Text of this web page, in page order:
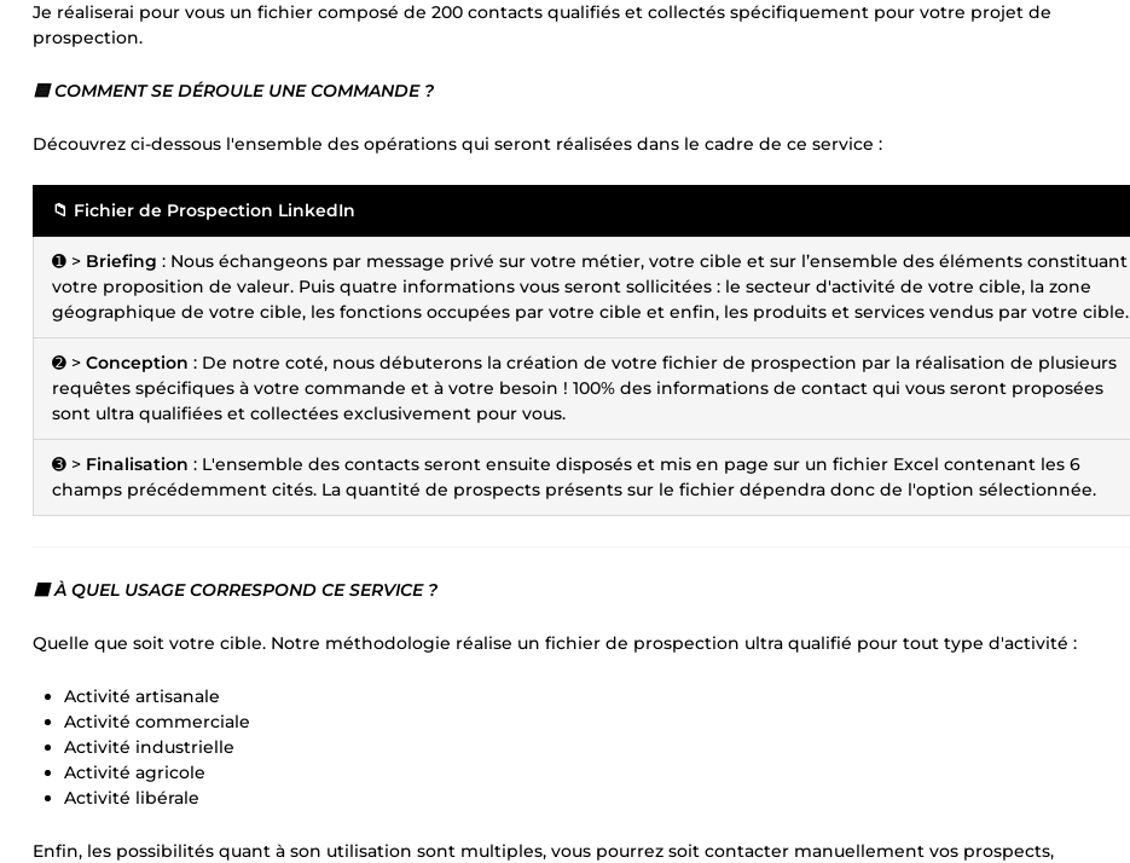
Je réaliserai pour vous un fichier composé de 200 contacts qualifiés et collectés spécifiquement pour votre projet de
prospection.
🟨 COMMENT SE DÉROULE UNE COMMANDE ?
Découvrez ci-dessous l'ensemble des opérations qui seront réalisées dans le cadre de ce service :
📁 Fichier de Prospection LinkedIn
➊ > Briefing : Nous échangeons par message privé sur votre métier, votre cible et sur l’ensemble des éléments constituant
votre proposition de valeur. Puis quatre informations vous seront sollicitées : le secteur d'activité de votre cible, la zone
géographique de votre cible, les fonctions occupées par votre cible et enfin, les produits et services vendus par votre cible.
➋ > Conception : De notre coté, nous débuterons la création de votre fichier de prospection par la réalisation de plusieurs
requêtes spécifiques à votre commande et à votre besoin ! 100% des informations de contact qui vous seront proposées
sont ultra qualifiées et collectées exclusivement pour vous.
➌ > Finalisation : L'ensemble des contacts seront ensuite disposés et mis en page sur un fichier Excel contenant les 6
champs précédemment cités. La quantité de prospects présents sur le fichier dépendra donc de l'option sélectionnée.
⬛ À QUEL USAGE CORRESPOND CE SERVICE ?
Quelle que soit votre cible. Notre méthodologie réalise un fichier de prospection ultra qualifié pour tout type d'activité :
Activité artisanale
Activité commerciale
Activité industrielle
Activité agricole
Activité libérale
Enfin, les possibilités quant à son utilisation sont multiples, vous pourrez soit contacter manuellement vos prospects,